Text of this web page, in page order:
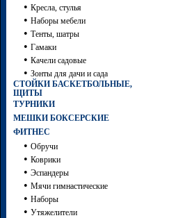
• Кресла, стулья
• Наборы мебели
• Тенты, шатры
• Гамаки
• Качели садовые
• Зонты для дачи и сада
СТОЙКИ БАСКЕТБОЛЬНЫЕ,
ЩИТЫ
ТУРНИКИ
МЕШКИ БОКСЕРСКИЕ
ФИТНЕС
• Обручи
• Коврики
• Эспандеры
• Мячи гимнастические
• Наборы
• Утяжелители